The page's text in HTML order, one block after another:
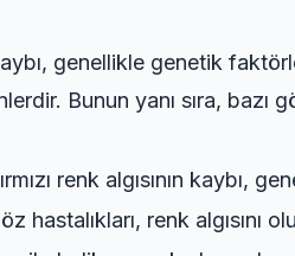
kaybı, genellikle genetik
Bunun yanı sıra, bazı
renk algısının kaybı,
hastalıkları, renk algısını